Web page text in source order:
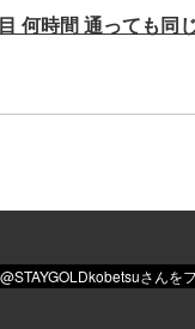
何時間 通っても同